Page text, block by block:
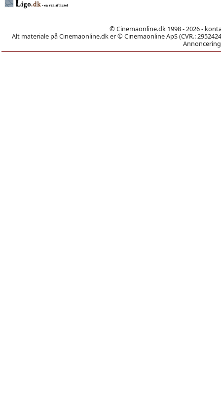
© Cinemaonline.dk 1998 - 2026 -
Alt materiale på Cinemaonline.dk er © Cinemaonline ApS (CVR.: